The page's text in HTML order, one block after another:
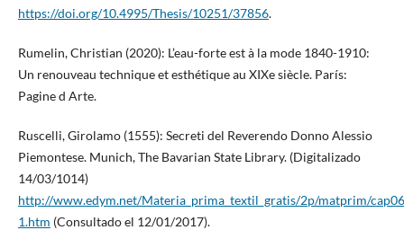
https://doi.org/10.4995/Thesis/10251/37856.
Rumelin, Christian (2020): L’eau-forte est à la mode 1840-1910:
Un renouveau technique et esthétique au XIXe siècle. París:
Pagine d Arte.
Ruscelli, Girolamo (1555): Secreti del Reverendo Donno Alessio
Piemontese. Munich, The Bavarian State Library. (Digitalizado
14/03/1014)
http://www.edym.net/Materia_prima_textil_gratis/2p/matprim/
1.htm (Consultado el 12/01/2017).